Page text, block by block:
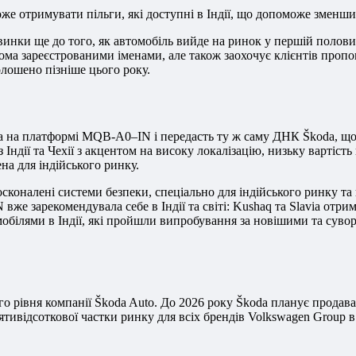
пільги, які доступні в Індії, що допоможе
ще до того, як автомобіль вийде на ринок у першій
зареєстрованими іменами, але також заохочує клієнтів
пізніше цього року.
платформі MQB-A0–IN і передасть ту ж саму ДНК Škoda, що
та Чехії з акцентом на високу локалізацію, низьку
для індійського ринку.
системи безпеки, спеціально для індійського ринку
зарекомендувала себе в Індії та світі: Kushaq та Slavia
в Індії, які пройшли випробування за новішими та
рівня компанії Škoda Auto. До 2026 року Škoda планує
частки ринку для всіх брендів Volkswagen Group в